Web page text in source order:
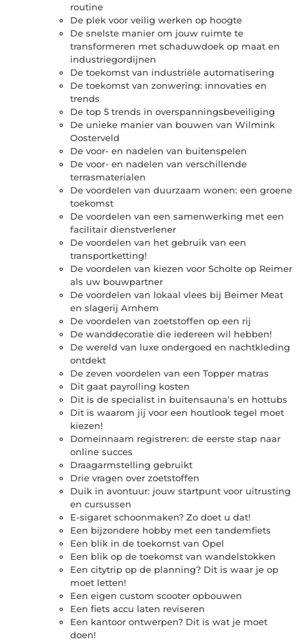
routine
De plek voor veilig werken op hoogte
De snelste manier om jouw ruimte te
transformeren met schaduwdoek op maat en
industriegordijnen
De toekomst van industriële automatisering
De toekomst van zonwering: innovaties en
trends
De top 5 trends in overspanningsbeveiliging
De unieke manier van bouwen van Wilmink
Oosterveld
De voor- en nadelen van buitenspelen
De voor- en nadelen van verschillende
terrasmaterialen
De voordelen van duurzaam wonen: een groene
toekomst
De voordelen van een samenwerking met een
facilitair dienstverlener
De voordelen van het gebruik van een
transportketting!
De voordelen van kiezen voor Scholte op Reimer
als uw bouwpartner
De voordelen van lokaal vlees bij Beimer Meat
en slagerij Arnhem
De voordelen van zoetstoffen op een rij
De wanddecoratie die iedereen wil hebben!
De wereld van luxe ondergoed en nachtkleding
ontdekt
De zeven voordelen van een Topper matras
Dit gaat payrolling kosten
Dit is de specialist in buitensauna’s en hottubs
Dit is waarom jij voor een houtlook tegel moet
kiezen!
Domeinnaam registreren: de eerste stap naar
online succes
Draagarmstelling gebruikt
Drie vragen over zoetstoffen
Duik in avontuur: jouw startpunt voor uitrusting
en cursussen
E-sigaret schoonmaken? Zo doet u dat!
Een bijzondere hobby met een tandemfiets
Een blik in de toekomst van Opel
Een blik op de toekomst van wandelstokken
Een citytrip op de planning? Dit is waar je op
moet letten!
Een eigen custom scooter opbouwen
Een fiets accu laten reviseren
Een kantoor ontwerpen? Dit is wat je moet
doen!